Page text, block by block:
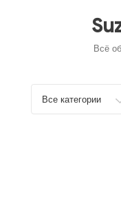
Всё
Искать